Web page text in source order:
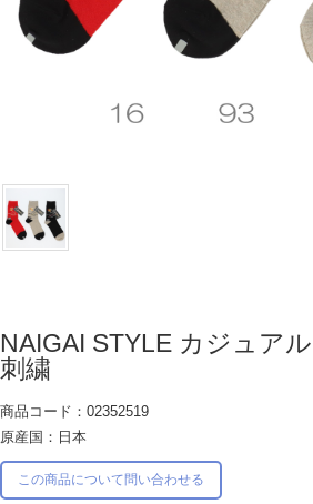
NAIGAI STYLE カジュア
刺繍
商品コード：02352519
原産国：日本
この商品について問い合わせる